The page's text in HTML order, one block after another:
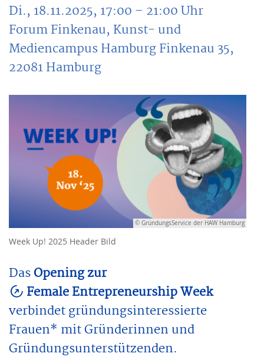
Di., 18.11.2025, 17:00 – 21:00Uhr
Forum Finkenau, Kunst- und
Mediencampus Hamburg Finkenau 35,
22081 Hamburg
© GründungsService der HAW Hamburg
Week Up! 2025 Header Bild
DasOpening zur
Female Entrepreneurship Week
verbindet gründungsinteressierte
Frauen* mit Gründerinnen und
Gründungsunterstützenden.